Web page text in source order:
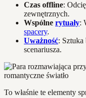
Czas offline:
zewnętrznych.
Wspólne rytuały:
spacery.
Uważność: Sztuka
scenariusza.
To właśnie te elementy